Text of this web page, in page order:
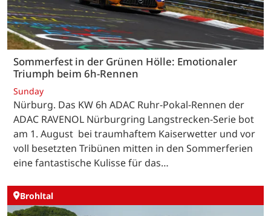
Sommerfest in der Grünen Hölle: Emotionaler
Triumph beim 6h-Rennen
Sunday
Nürburg. Das KW 6h ADAC Ruhr-Pokal-Rennen der
ADAC RAVENOL Nürburgring Langstrecken-Serie bot
am 1. August bei traumhaftem Kaiserwetter und vor
voll besetzten Tribünen mitten in den Sommerferien
eine fantastische Kulisse für das…
Brohltal